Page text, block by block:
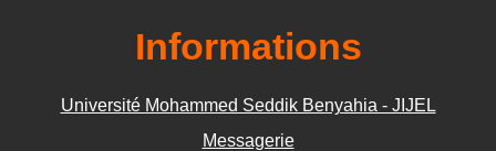
Informations
Université Mohammed Seddik Benyahia - JIJEL
Messagerie